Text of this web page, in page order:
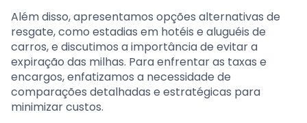
Além disso, apresentamos opções alternativas de
resgate, como estadias em hotéis e aluguéis de
carros, e discutimos a importância de evitar a
expiração das milhas. Para enfrentar as taxas e
encargos, enfatizamos a necessidade de
comparações detalhadas e estratégicas para
minimizar custos.